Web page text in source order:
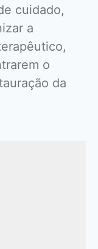
cuidado,
a
o
da